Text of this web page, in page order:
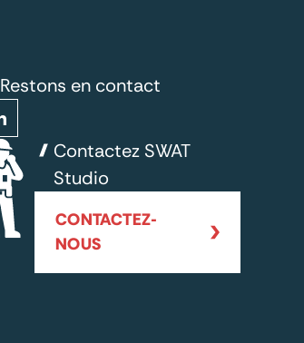
Restons en contact
Contactez SWAT
Studio
CONTACTEZ-
NOUS